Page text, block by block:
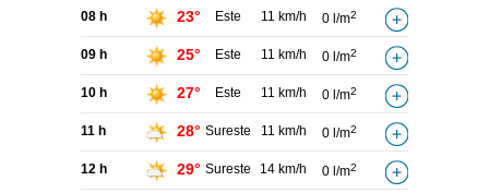
08 h 23° Este 11 km/h 0 l/m2
09 h 25° Este 11 km/h 0 l/m2
10 h 27° Este 11 km/h 0 l/m2
11 h 28° Sureste 11 km/h 0 l/m2
12 h 29° Sureste 14 km/h 0 l/m2